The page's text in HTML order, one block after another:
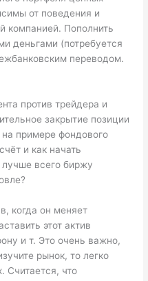
от поведения и
компанией. Пополнить
деньгами (потребуется
переводом.
против трейдера и
закрытие позиции
примере фондового
и как начать
всего биржу
когда он меняет
этот актив
и т. Это очень важно,
рынок, то легко
Считается, что